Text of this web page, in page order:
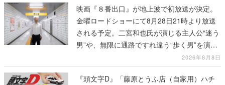
映画『８番出口』が地上波で初放送が決定。
金曜ロードショーにて8月28日21時より放送
される予定。二宮和也氏が演じる主人公“迷う
男”や、無限に通路ですれ違う“歩く男”を演じ
2026年8月8日
『頭文字D』「藤原とうふ店（自家用）ハチ